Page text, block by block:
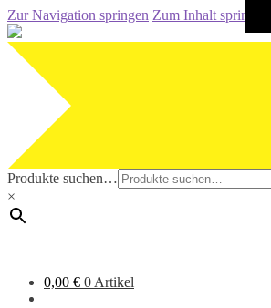
Zur Navigation springen Zum Inhalt springen
Produkte suchen…
×
0,00 € 0 Artikel